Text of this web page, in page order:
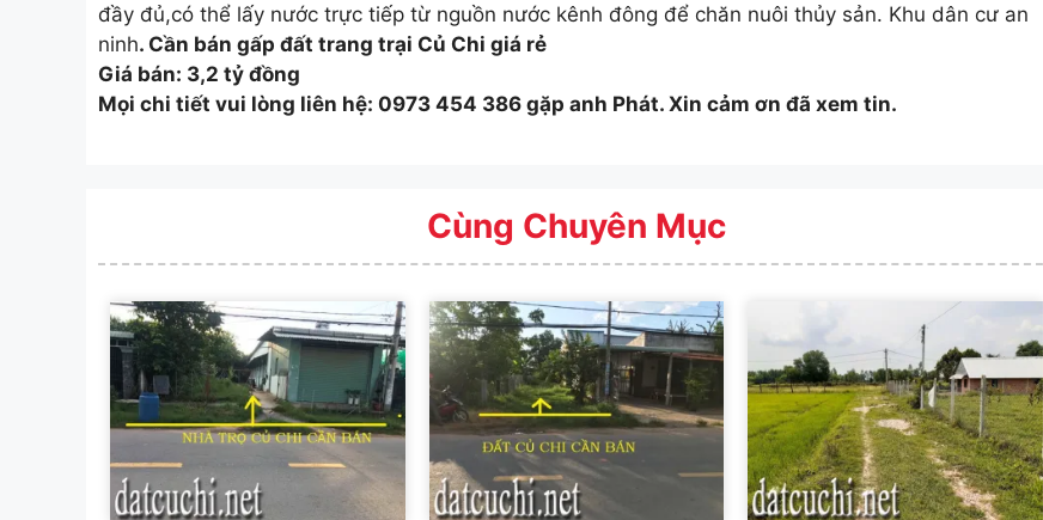
đầy đủ,có thể lấy nước trực tiếp từ nguồn nước kênh đông để chăn nuôi thủy sản. Khu dân cư an
ninh. Cần bán gấp đất trang trại Củ Chi giá rẻ
Giá bán: 3,2 tỷ đồng
Mọi chi tiết vui lòng liên hệ: 0973 454 386 gặp anh Phát. Xin cảm ơn đã xem tin.
Cùng Chuyên Mục